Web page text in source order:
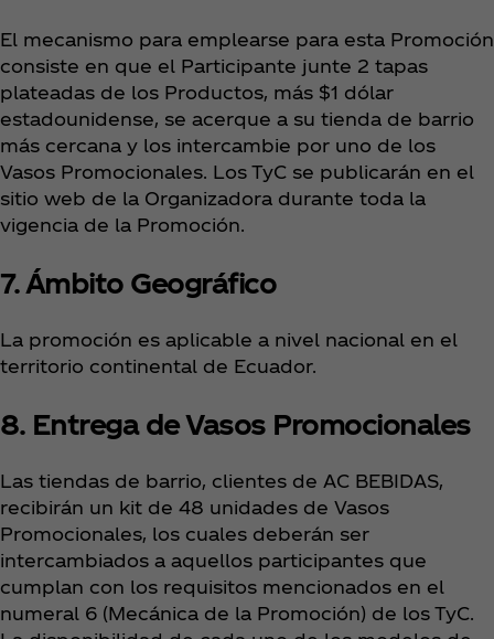
El mecanismo para emplearse para esta Promoción
consiste en que el Participante junte 2 tapas
plateadas de los Productos, más $1 dólar
estadounidense, se acerque a su tienda de barrio
más cercana y los intercambie por uno de los
Vasos Promocionales. Los TyC se publicarán en el
sitio web de la Organizadora durante toda la
vigencia de la Promoción.
7. Ámbito Geográfico
La promoción es aplicable a nivel nacional en el
territorio continental de Ecuador.
8. Entrega de Vasos Promocionales
Las tiendas de barrio, clientes de AC BEBIDAS,
recibirán un kit de 48 unidades de Vasos
Promocionales, los cuales deberán ser
intercambiados a aquellos participantes que
cumplan con los requisitos mencionados en el
numeral 6 (Mecánica de la Promoción) de los TyC.